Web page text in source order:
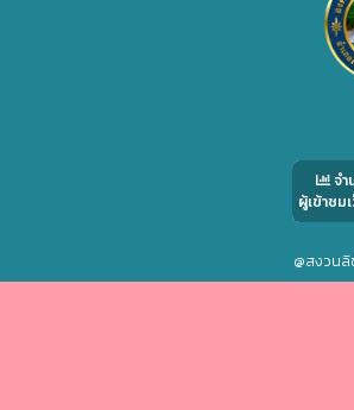
จำ
ผู้เข้าชม
@สงวน